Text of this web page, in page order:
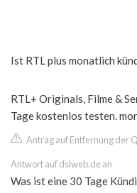
Ist RTL plus monatlich
RTL+ Originals, Filme &
Tage kostenlos testen.
Antrag auf Entfernung der
Antwort auf dslweb.de an
Was ist eine 30 Tage